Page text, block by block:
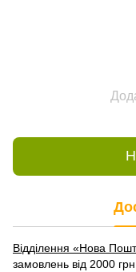
Відділення «Нова
замовлень від 2000 грн.